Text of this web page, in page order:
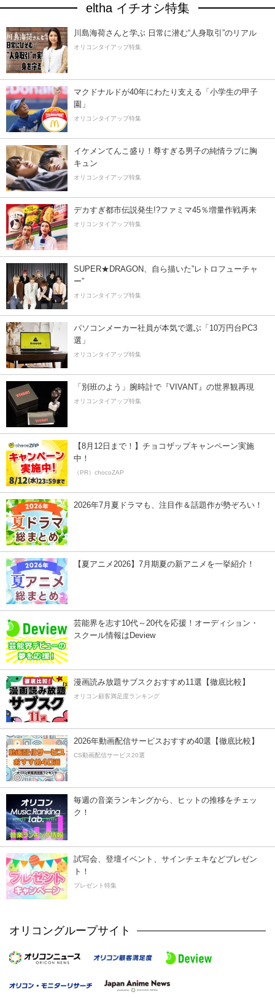
eltha イチオシ特集
川島海荷さんと学ぶ 日常に潜む“人身取引”のリアル
オリコンタイアップ特集
マクドナルドが40年にわたり支える「小学生の甲子
園」
オリコンタイアップ特集
イケメンてんこ盛り！尊すぎる男子の純情ラブに胸
キュン
オリコンタイアップ特集
デカすぎ都市伝説発生!?ファミマ45％増量作戦再来
オリコンタイアップ特集
SUPER★DRAGON、自ら描いた”レトロフューチャ
ー”
オリコンタイアップ特集
パソコンメーカー社員が本気で選ぶ「10万円台PC3
選」
オリコンタイアップ特集
「別班のよう」腕時計で『VIVANT』の世界観再現
オリコンタイアップ特集
【8月12日まで！】チョコザップキャンペーン実施
中！
（PR）chocoZAP
2026年7月夏ドラマも、注目作＆話題作が勢ぞろい！
【夏アニメ2026】7月期夏の新アニメを一挙紹介！
芸能界を志す10代～20代を応援！オーディション・
スクール情報はDeview
漫画読み放題サブスクおすすめ11選【徹底比較】
オリコン顧客満足度ランキング
2026年動画配信サービスおすすめ40選【徹底比較】
CS動画配信サービス20選
毎週の音楽ランキングから、ヒットの推移をチェッ
ク！
試写会、登壇イベント、サインチェキなどプレゼン
ト！
プレゼント特集
オリコングループサイト